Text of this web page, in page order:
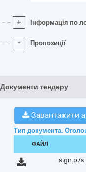
+ Інформація по
- Пропозиції
Документи тендеру
Завантажити
Тип документа:
ФАЙЛ
sign.p7s